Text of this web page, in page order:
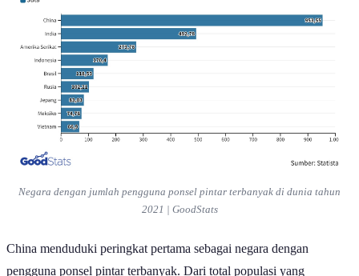
Negara dengan jumlah pengguna ponsel pintar terbanyak di dunia tahun
2021 | GoodStats
China menduduki peringkat pertama sebagai negara dengan
pengguna ponsel pintar terbanyak. Dari total populasi yang